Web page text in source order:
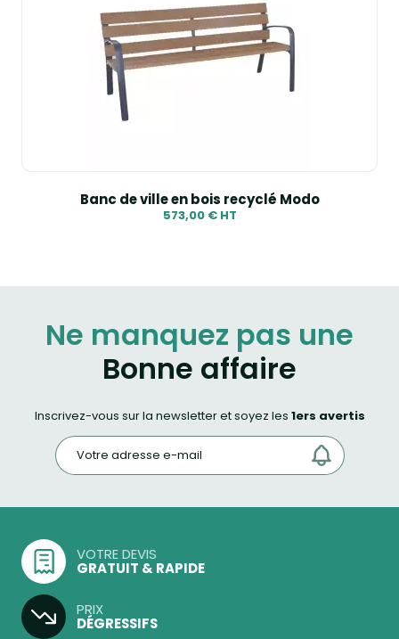
Banc de ville en bois recyclé Modo
573,00 € HT
Ne manquez pas une
Bonne affaire
Inscrivez-vous sur la newsletter et soyez les 1ers avertis
VOTRE DEVIS
GRATUIT & RAPIDE
PRIX
DÉGRESSIFS